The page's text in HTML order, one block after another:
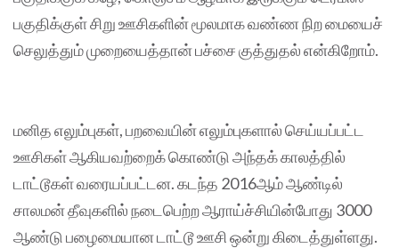
பகுதிக்குள் சிறு ஊசிகளின் மூலமாக வண்ண நிற மையைச்
செலுத்தும் முறையைத்தான் பச்சை குத்துதல் என்கிறோம்.
மனித எலும்புகள், பறவையின் எலும்புகளால் செய்யப்பட்ட
ஊசிகள் ஆகியவற்றைக் கொண்டு அந்தக் காலத்தில்
டாட்டூகள் வரையப்பட்டன. கடந்த 2016ஆம் ஆண்டில்
சாலமன் தீவுகளில் நடைபெற்ற ஆராய்ச்சியின்போது 3000
ஆண்டு பழைமையான டாட்டூ ஊசி ஒன்று கிடைத்துள்ளது.